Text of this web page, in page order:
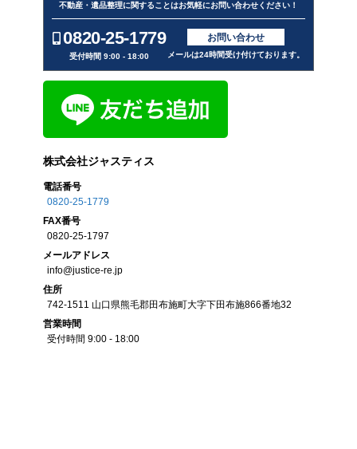
不動産・遺品整理に関することはお気軽にお問い合わせください！
0820-25-1779
受付時間 9:00 - 18:00
お問い合わせ
メールは24時間受け付けております。
株式会社ジャスティス
電話番号
0820-25-1779
FAX番号
0820-25-1797
メールアドレス
info@justice-re.jp
住所
742-1511 山口県熊毛郡田布施町大字下田布施866番地32
営業時間
受付時間 9:00 - 18:00